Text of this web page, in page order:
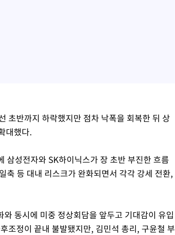
초반까지 하락했지만 점차 낙폭을 회복한 뒤 상
대했다.
삼성전자와 SK하이닉스가 장 초반 부진한 흐름
축 등 대내 리스크가 완화되면서 각각 강세 전환,
동시에 미중 정상회담을 앞두고 기대감이 유입
조정이 끝내 불발됐지만, 김민석 총리, 구윤철 부